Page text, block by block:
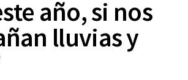
año, si nos
lluvias y